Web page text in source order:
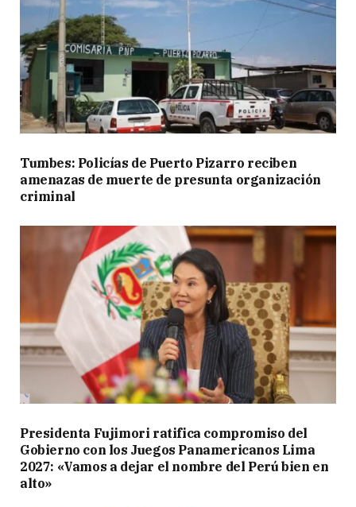
Tumbes: Policías de Puerto Pizarro reciben
amenazas de muerte de presunta organización
criminal
Presidenta Fujimori ratifica compromiso del
Gobierno con los Juegos Panamericanos Lima
2027: «Vamos a dejar el nombre del Perú bien en
alto»